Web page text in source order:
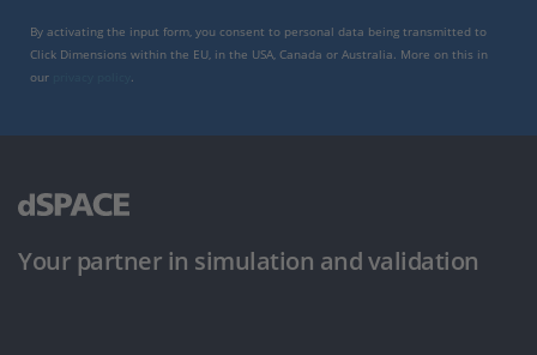
By activating the input form, you consent to personal data being transmitted to
Click Dimensions within the EU, in the USA, Canada or Australia. More on this in
our
Your partner in simulation and validation